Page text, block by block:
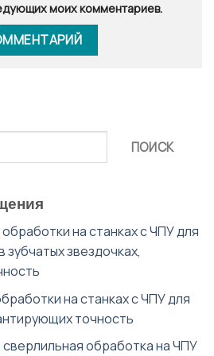
моих комментариев.
ПОИСК
на станках с ЧПУ для
звездочках,
на станках с ЧПУ для
точность
обработка на ЧПУ